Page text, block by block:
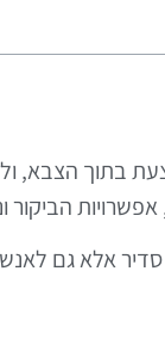
בתוך הצבא,
הביקור
אלא גם